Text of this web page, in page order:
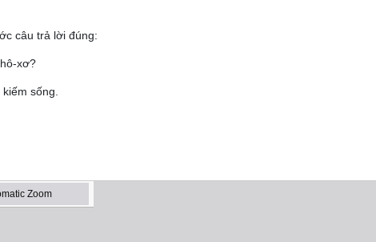
câu trả lời đúng:
xơ?
sống.